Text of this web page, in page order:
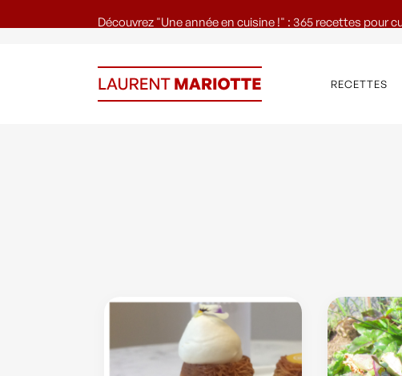
Découvrez "Une année en cuisine !" : 365 recettes pour
RECETTES